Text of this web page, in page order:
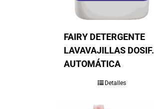
FAIRY DETERGENTE
LAVAVAJILLAS DOSIF.
AUTOMÁTICA
Detalles